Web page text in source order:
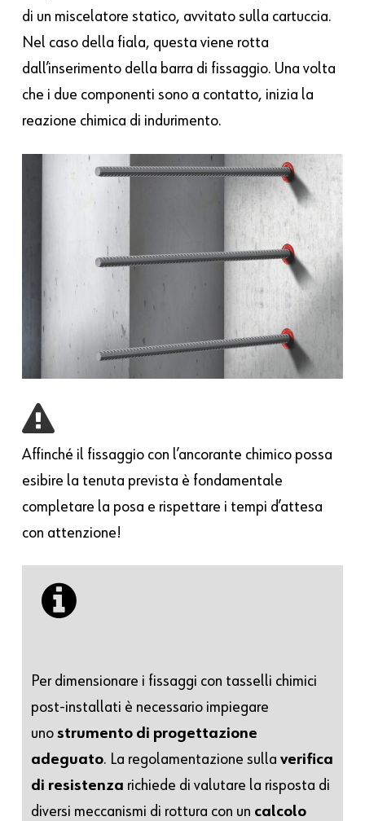
di un miscelatore statico, avvitato sulla cartuccia.
Nel caso della fiala, questa viene rotta
dall’inserimento della barra di fissaggio. Una volta
che i due componenti sono a contatto, inizia la
reazione chimica di indurimento.
Affinché il fissaggio con l’ancorante chimico possa
esibire la tenuta prevista è fondamentale
completare la posa e rispettare i tempi d’attesa
con attenzione!
Per dimensionare i fissaggi con tasselli chimici
post-installati è necessario impiegare
unostrumento di progettazione
adeguato. La regolamentazione sullaverifica
di resistenza richiede di valutare la risposta di
diversi meccanismi di rottura con un calcolo